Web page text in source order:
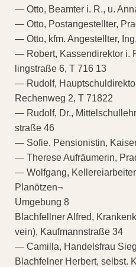
— Otto, Beamter i. R., u.
— Otto, Postangestellter,
— Otto, kfm. Angestellter,
— Robert, Kassendirektor i.
lingstraße 6, T 716 13
— Rudolf,
Rechenweg 2, T 71822
— Rudolf, Dr.,
straße 46
— Sofie, Pensionistin,
— Therese Aufräumerin,
— Wolfgang,
Planötzen¬
Umgebung 8
Blachfellner Alfred,
vein), Kaufmannstraße 34
— Camilla, Handelsfrau
Blachfelner Herbert, selbst.